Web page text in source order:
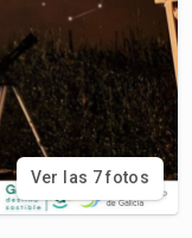
Ver las 7 fotos